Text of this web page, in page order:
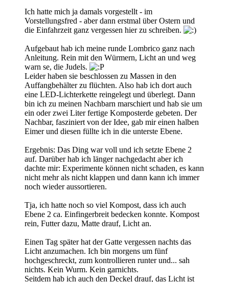
Ich hatte mich ja damals vorgestellt - im
Vorstellungsfred - aber dann erstmal über Ostern und
die Einfahrzeit ganz vergessen hier zu schreiben.
Aufgebaut hab ich meine runde Lombrico ganz nach
Anleitung. Rein mit den Würmern, Licht an und weg
warn se, die Judels.
Leider haben sie beschlossen zu Massen in den
Auffangbehälter zu flüchten. Also hab ich dort auch
eine LED-Lichterkette reingelegt und überlegt. Dann
bin ich zu meinen Nachbarn marschiert und hab sie um
ein oder zwei Liter fertige Komposterde gebeten. Der
Nachbar, fasziniert von der Idee, gab mir einen halben
Eimer und diesen füllte ich in die unterste Ebene.
Ergebnis: Das Ding war voll und ich setzte Ebene 2
auf. Darüber hab ich länger nachgedacht aber ich
dachte mir: Experimente können nicht schaden, es kann
nicht mehr als nicht klappen und dann kann ich immer
noch wieder aussortieren.
Tja, ich hatte noch so viel Kompost, dass ich auch
Ebene 2 ca. Einfingerbreit bedecken konnte. Kompost
rein, Futter dazu, Matte drauf, Licht an.
Einen Tag später hat der Gatte vergessen nachts das
Licht anzumachen. Ich bin morgens um fünf
hochgeschreckt, zum kontrollieren runter und... sah
nichts. Kein Wurm. Kein garnichts.
Seitdem hab ich auch den Deckel drauf, das Licht ist